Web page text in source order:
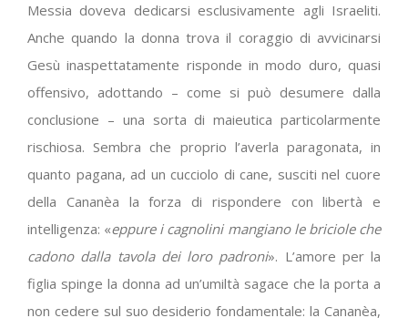
Messia doveva dedicarsi esclusivamente agli Israeliti.
Anche quando la donna trova il coraggio di avvicinarsi
Gesù inaspettatamente risponde in modo duro, quasi
offensivo, adottando – come si può desumere dalla
conclusione – una sorta di maieutica particolarmente
rischiosa. Sembra che proprio l’averla paragonata, in
quanto pagana, ad un cucciolo di cane, susciti nel cuore
della Cananèa la forza di rispondere con libertà e
intelligenza: «eppure i cagnolini mangiano le briciole che
cadono dalla tavola dei loro padroni». L’amore per la
figlia spinge la donna ad un’umiltà sagace che la porta a
non cedere sul suo desiderio fondamentale: la Cananèa,